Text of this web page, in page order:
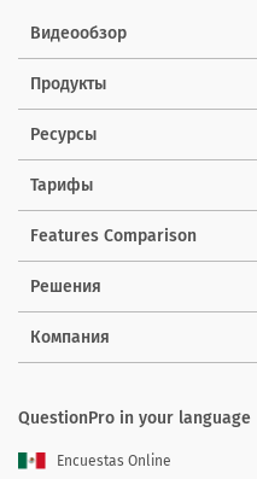
Видеообзор
Продукты
Ресурсы
Тарифы
Features Comparison
Решения
Компания
QuestionPro in your language
Encuestas Online